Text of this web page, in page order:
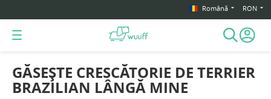
Română RON
GĂSEȘTE CRESCĂTORIE DE TERRIER
BRAZILIAN LÂNGĂ MINE